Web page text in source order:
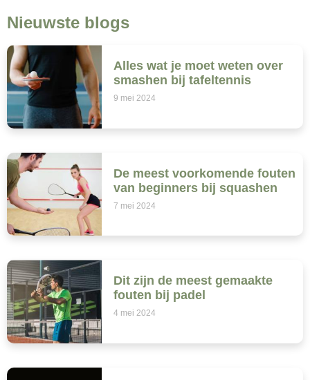
Nieuwste blogs
Alles wat je moet weten over
smashen bij tafeltennis
9 mei 2024
De meest voorkomende fouten
van beginners bij squashen
7 mei 2024
Dit zijn de meest gemaakte
fouten bij padel
4 mei 2024